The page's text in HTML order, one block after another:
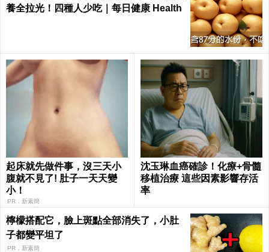
養全拉光！四種人少吃｜每日健康 Health
起床就先做件事，沒三天小
腹就不見了! 肚子一天天變
小！
PR．新素簡
沈玉琳血癌確診！化療+骨髓
移植治療 這些因素影響存活
率
檸檬搭配它，臉上斑點全部消失了，小肚
子都變平坦了
PR．新素簡